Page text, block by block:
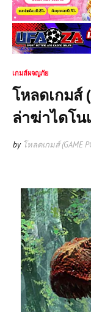
เกมส์ผจญภัย
โหลดเกมส์
ล่าฆ่าไดโน
by โหลดเกมส์ (GAME